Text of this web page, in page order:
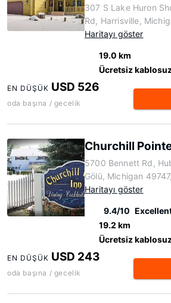
307 S Lake Huron
Rd, Harrisville,
Haritayı göster
19.0 km
Ücretsiz
EN DÜŞÜK USD 526
oda başına / gecelik
Churchill
5700 Bennett Rd,
Gölü, Michigan
Haritayı göster
9.4/10
19.2 km
Ücretsiz
EN DÜŞÜK USD 243
oda başına / gecelik